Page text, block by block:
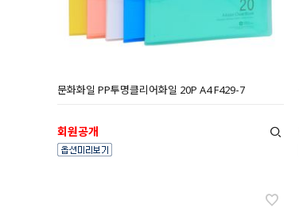
문화화일 PP투명클리어화일 20P A4 F429-7
회원공개